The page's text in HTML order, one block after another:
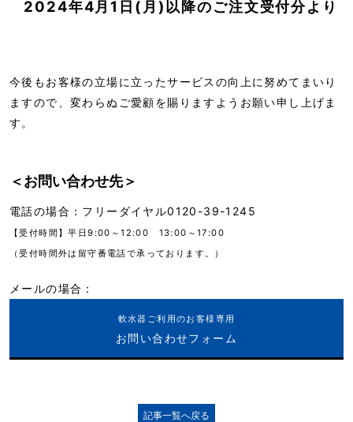
2024年4月1日(月)以降のご注文受付分より
今後もお客様の立場に立ったサービスの向上に努めてまいり
ますので、変わらぬご愛顧を賜りますようお願い申し上げま
す。
＜お問い合わせ先＞
電話の場合：フリーダイヤル0120-39-1245
【受付時間】平日9:00～12:00 13:00～17:00
（受付時間外は留守番電話で承っております。）
メールの場合：
軟水器ご利用のお客様専用
お問い合わせフォーム
記事一覧へ戻る